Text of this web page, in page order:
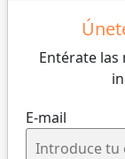
Entérate las
E-mail
Info Mercado
Jueves, 04 de